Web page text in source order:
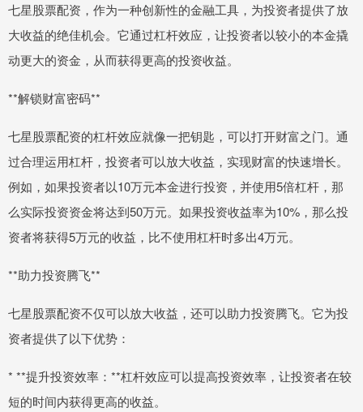
七星股票配资，作为一种创新性的金融工具，为投资者提供了放
大收益的绝佳机会。它通过杠杆效应，让投资者以较小的本金撬
动更大的资金，从而获得更高的投资收益。
**解锁财富密码**
七星股票配资的杠杆效应就像一把钥匙，可以打开财富之门。通
过合理运用杠杆，投资者可以放大收益，实现财富的快速增长。
例如，如果投资者以10万元本金进行投资，并使用5倍杠杆，那
么实际投资资金将达到50万元。如果投资收益率为10%，那么投
资者将获得5万元的收益，比不使用杠杆时多出4万元。
**助力投资腾飞**
七星股票配资不仅可以放大收益，还可以助力投资腾飞。它为投
资者提供了以下优势：
* **提升投资效率：**杠杆效应可以提高投资效率，让投资者在较
短的时间内获得更高的收益。